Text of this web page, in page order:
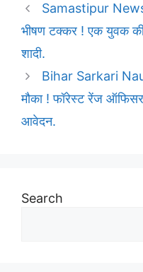
Samastipur News
भीषण टक्कर ! एक युवक की
शादी.
Bihar Sarkari
मौका ! फॉरेस्ट रेंज ऑफिसर
आवेदन.
Search